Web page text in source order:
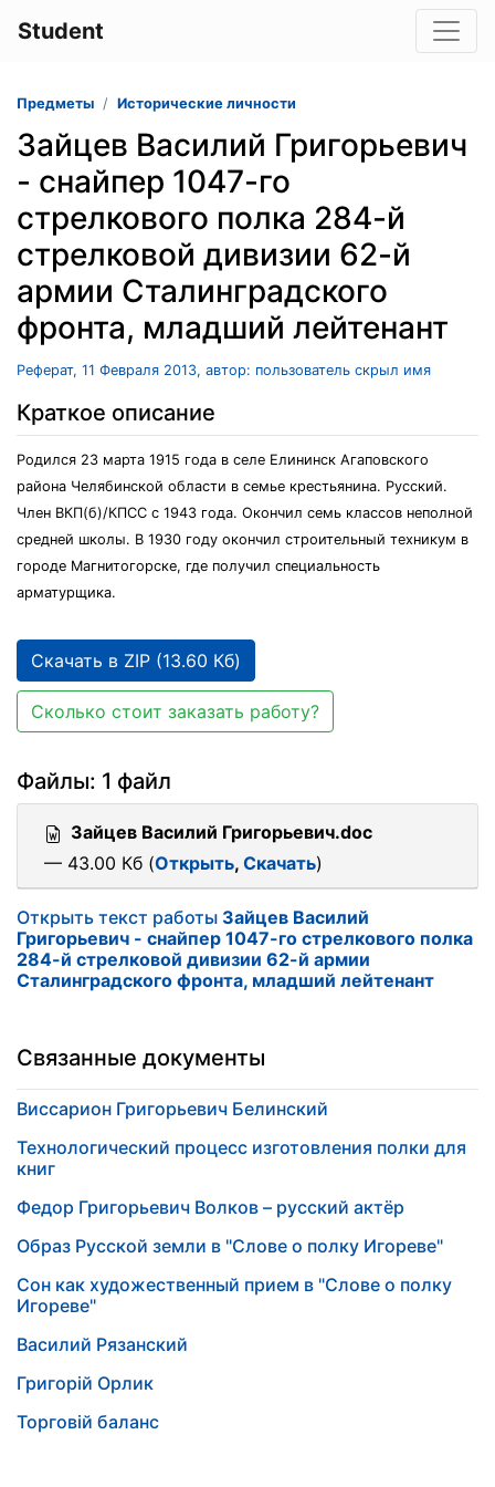
Student
Предметы Исторические личности
Зайцев Василий Григорьевич
- снайпер 1047-го
стрелкового полка 284-й
стрелковой дивизии 62-й
армии Сталинградского
фронта, младший лейтенант
Реферат, 11 Февраля 2013, автор: пользователь скрыл имя
Краткое описание
Родился 23 марта 1915 года в селе Елининск Агаповского
района Челябинской области в семье крестьянина. Русский.
Член ВКП(б)/КПСС с 1943 года. Окончил семь классов неполной
средней школы. В 1930 году окончил строительный техникум в
городе Магнитогорске, где получил специальность
арматурщика.
Скачать в ZIP (13.60 Кб)
Сколько стоит заказать работу?
Файлы: 1 файл
Зайцев Василий Григорьевич.doc
— 43.00 Кб (Открыть, Скачать)
Открыть текст работы Зайцев Василий
Григорьевич - снайпер 1047-го стрелкового полка
284-й стрелковой дивизии 62-й армии
Сталинградского фронта, младший лейтенант
Связанные документы
Виссарион Григорьевич Белинский
Технологический процесс изготовления полки для
книг
Федор Григорьевич Волков – русский актёр
Образ Русской земли в "Слове о полку Игореве"
Сон как художественный прием в "Слове о полку
Игореве"
Василий Рязанский
Григорій Орлик
Торговій баланс